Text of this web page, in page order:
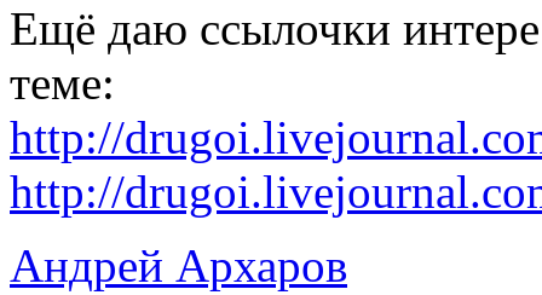
Ещё даю ссылочки
теме:
http://
http://
Андрей Архаров